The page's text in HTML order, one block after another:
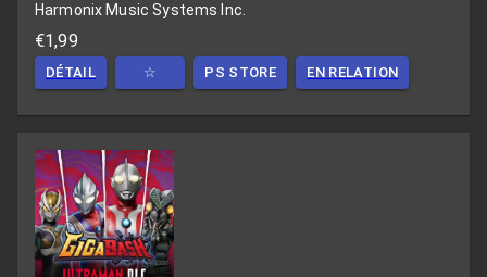
Harmonix Music Systems Inc.
€1,99
DÉTAIL ☆ PS STORE EN RELATION